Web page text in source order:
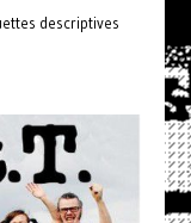
descriptives